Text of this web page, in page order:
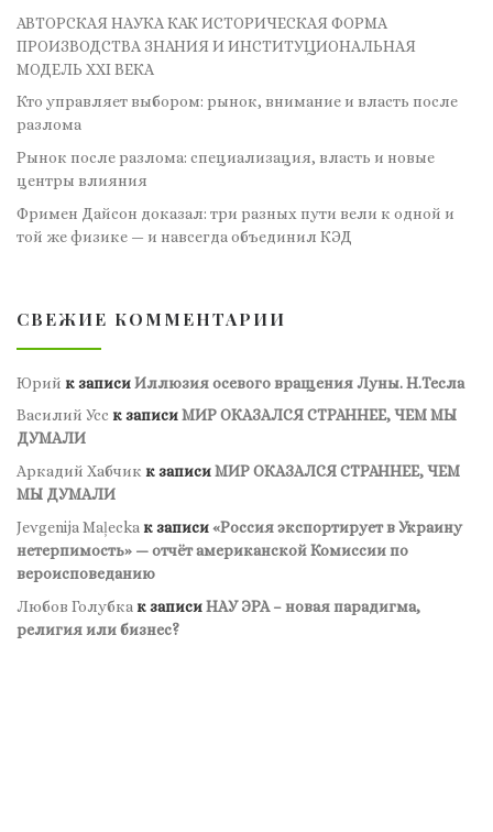
АВТОРСКАЯ НАУКА КАК ИСТОРИЧЕСКАЯ ФОРМА
ПРОИЗВОДСТВА ЗНАНИЯ И ИНСТИТУЦИОНАЛЬНАЯ
МОДЕЛЬ XXI ВЕКА
Кто управляет выбором: рынок, внимание и власть после
разлома
Рынок после разлома: специализация, власть и новые
центры влияния
Фримен Дайсон доказал: три разных пути вели к одной и
той же физике — и навсегда объединил КЭД
СВЕЖИЕ КОММЕНТАРИИ
Юрий к записиИллюзия осевого вращения Луны. Н.Тесла
Василий Усс к записиМИР ОКАЗАЛСЯ СТРАННЕЕ, ЧЕМ МЫ
ДУМАЛИ
Аркадий Хабчик к записиМИР ОКАЗАЛСЯ СТРАННЕЕ, ЧЕМ
МЫ ДУМАЛИ
Jevgenija Maļecka к записи«Россия экспортирует в Украину
нетерпимость» — отчёт американской Комиссии по
вероисповеданию
Любов Голубка к записиНАУ ЭРА – новая парадигма,
религия или бизнес?